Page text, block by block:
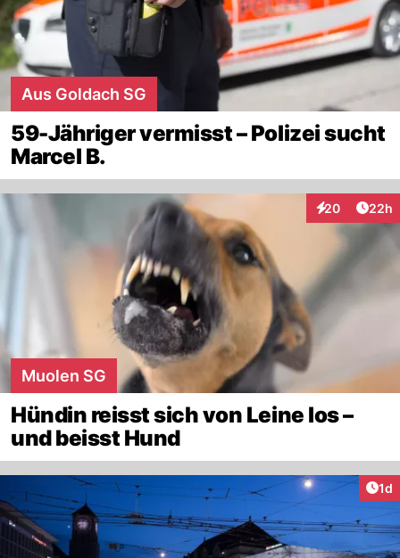
Aus Goldach SG
59-Jähriger vermisst – Polizei sucht
Marcel B.
20
Interaktionen
22h
Muolen SG
Hündin reisst sich von Leine los –
und beisst Hund
1d